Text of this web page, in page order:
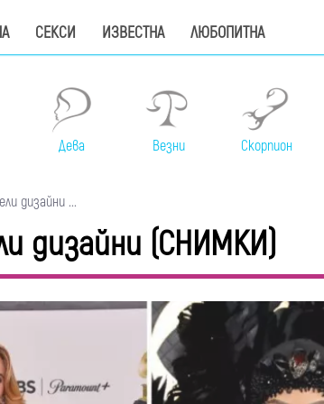
СЕКСИ ИЗВЕСТНА ЛЮБОПИТНА
Дева Везни Скорпион
дизайни ...
дизайни (СНИМКИ)